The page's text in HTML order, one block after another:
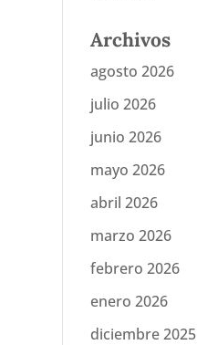
Archivos
agosto 2026
julio 2026
junio 2026
mayo 2026
abril 2026
marzo 2026
febrero 2026
enero 2026
diciembre 2025